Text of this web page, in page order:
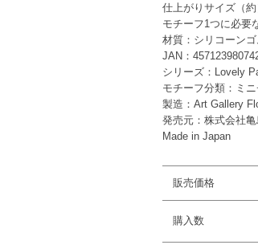
仕上がりサイズ（
モチーフ1つに必要
材質：シリコーンゴ
JAN：
シリーズ：Lovely
モチーフ分類：ミ
製造：Art Gallery
発売元：株式会社
Made in Japan
販売価格
購入数